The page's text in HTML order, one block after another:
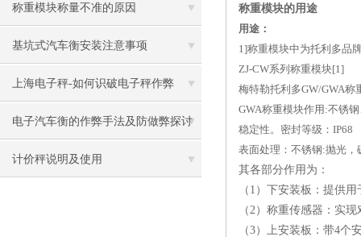
称重模块称量不准的原因
基坑式汽车衡安装注意事项
上海电子秤-如何识破电子秤作弊
电子汽车衡的作弊手法及防做弊探讨
计价秤说明及使用
称重模块的用途
用途：
1]称重模块中为托利多品
ZJ-CW系列称重模块[1]
梅特勒托利多GW/GWA
GWA称重模块作用:不锈
稳定性。密封等级：IP68
表面处理：不锈钢:抛光，
其各部分作用为：
（1）下安装板：提供
（2）称重传感器：实
（3）上安装板：带4个